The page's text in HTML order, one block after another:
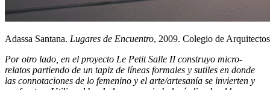
Adassa Santana. Lugares de Encuentro, 2009. Colegio de
Por otro lado, en el proyecto Le Petit Salle II construyo micro-
relatos partiendo de un tapiz de líneas formales y sutiles en donde
las connotaciones de lo femenino y el arte/artesanía se invierten y